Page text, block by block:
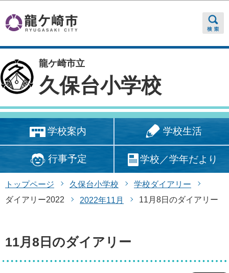
龍ケ崎市立
久保台小学校
学校案内 学校生活
行事予定 学校／学年だより
トップページ 久保台小学校
学校ダイアリー
ダイアリー2022
2022年11月 11月8日のダイアリー
11月8日のダイアリー